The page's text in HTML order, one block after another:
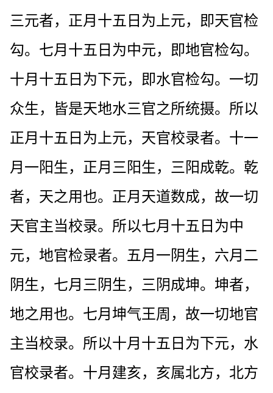
三元者，正月十五日为上元，即天官检
勾。七月十五日为中元，即地官检勾。
十月十五日为下元，即水官检勾。一切
众生，皆是天地水三官之所统摄。所以
正月十五日为上元，天官校录者。十一
月一阳生，正月三阳生，三阳成乾。乾
者，天之用也。正月天道数成，故一切
天官主当校录。所以七月十五日为中
元，地官检录者。五月一阴生，六月二
阴生，七月三阴生，三阴成坤。坤者，
地之用也。七月坤气王周，故一切地官
主当校录。所以十月十五日为下元，水
官校录者。十月建亥，亥属北方，北方